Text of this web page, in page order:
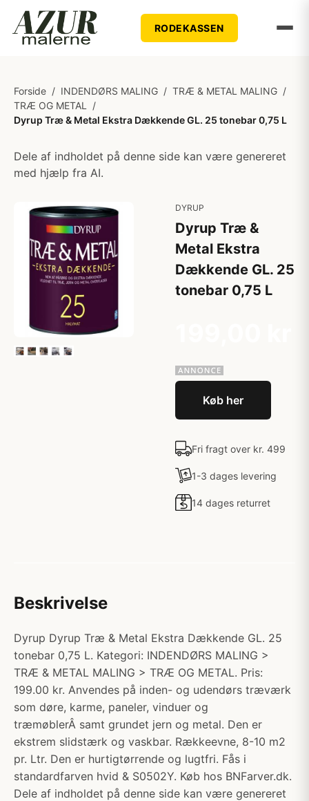
RODEKASSEN
Forside / INDENDØRS MALING / TRÆ & METAL MALING /
TRÆ OG METAL
/
Dyrup Træ & Metal Ekstra Dækkende GL. 25 tonebar 0,75 L
Dele af indholdet på denne side kan være genereret
med hjælp fra AI.
DYRUP
Dyrup Træ &
Metal Ekstra
Dækkende GL. 25
tonebar 0,75 L
Køb her
Fri fragt over kr. 499
1-3 dages levering
14 dages returret
Beskrivelse
Dyrup Dyrup Træ & Metal Ekstra Dækkende GL. 25
tonebar 0,75 L. Kategori: INDENDØRS MALING >
TRÆ & METAL MALING > TRÆ OG METAL. Pris:
199.00 kr. Anvendes på inden- og udendørs træværk
som døre, karme, paneler, vinduer og
træmøblerÂ samt grundet jern og metal. Den er
ekstrem slidstærk og vaskbar. Rækkeevne, 8-10 m2
pr. Ltr. Den er hurtigtørrende og lugtfri. Fås i
standardfarven hvid & S0502Y. Køb hos BNFarver.dk.
Dele af indholdet på denne side kan være genereret